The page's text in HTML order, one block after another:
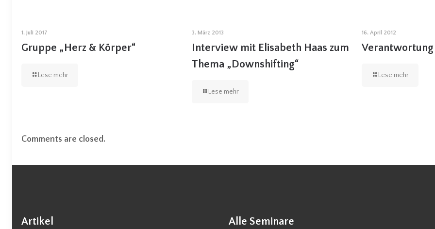
1. Juli 2017
Gruppe „Herz & Körper“
Lese mehr
3. März 2013
Interview mit Elisabeth Haas zum
Thema „Downshifting“
Lese mehr
16. April 2012
Verantwortung
Lese mehr
Comments are closed.
Artikel Alle Seminare